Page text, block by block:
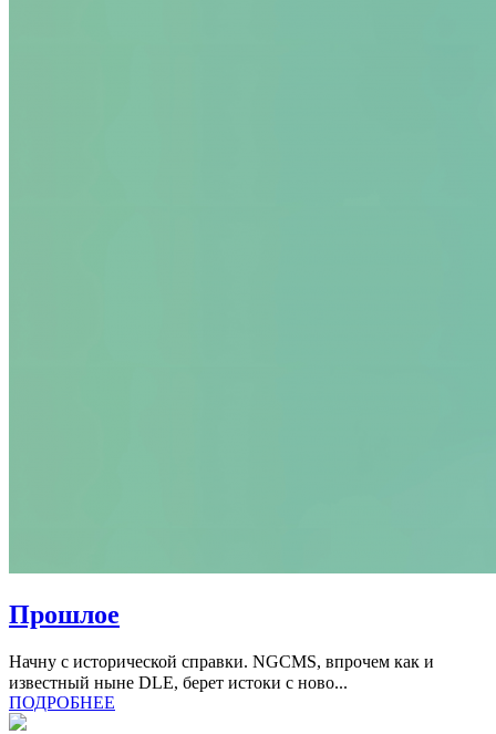
Прошлое
Начну с исторической справки. NGCMS, впрочем как и
известный ныне DLE, берет истоки с ново...
ПОДРОБНЕЕ